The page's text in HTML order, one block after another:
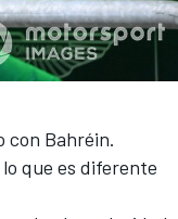
con Bahréin.
que es diferente